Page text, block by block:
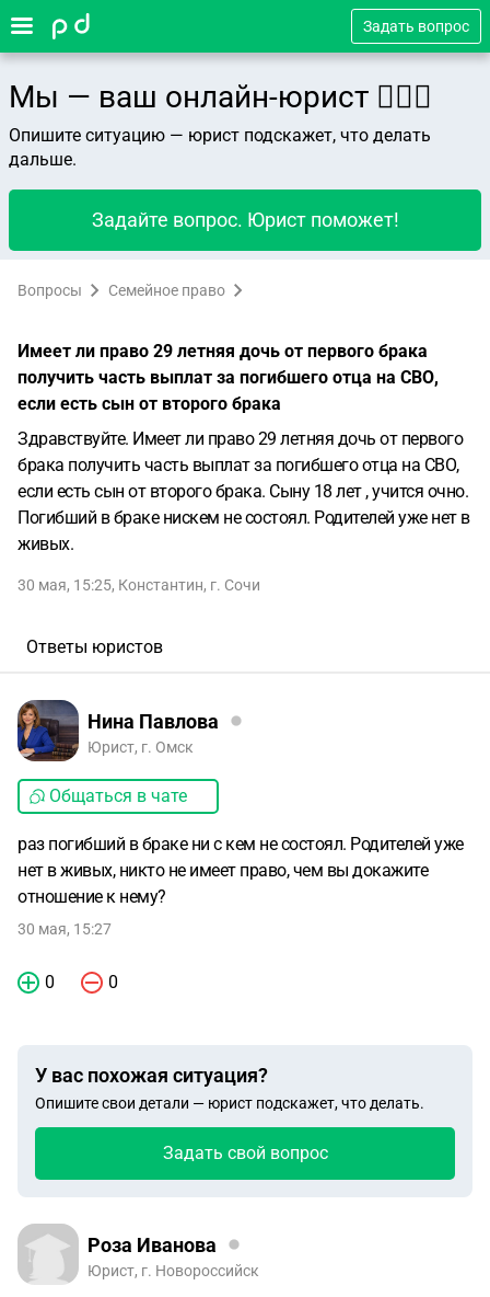
Задать вопрос
Мы — ваш онлайн-юрист 👨🏻‍⚖️
Опишите ситуацию — юрист подскажет, что делать
дальше.
Задайте вопрос. Юрист поможет!
Вопросы Семейное право
Имеет ли право 29 летняя дочь от первого брака
получить часть выплат за погибшего отца на СВО,
если есть сын от второго брака
Здравствуйте. Имеет ли право 29 летняя дочь от первого
брака получить часть выплат за погибшего отца на СВО,
если есть сын от второго брака. Сыну 18 лет , учится очно.
Погибший в браке нискем не состоял. Родителей уже нет в
живых.
30 мая, 15:25, Константин, г. Сочи
Ответы юристов
Нина Павлова
Юрист, г. Омск
Общаться в чате
раз погибший в браке ни с кем не состоял. Родителей уже
нет в живых, никто не имеет право, чем вы докажите
отношение к нему?
30 мая, 15:27
0 0
У вас похожая ситуация?
Опишите свои детали — юрист подскажет, что делать.
Задать свой вопрос
Роза Иванова
Юрист, г. Новороссийск